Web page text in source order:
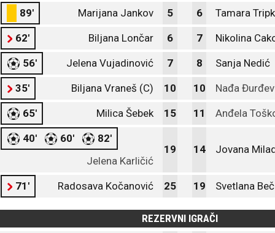
89' Marijana Jankov 5 6 Tamara
62' Biljana Lončar 6 7 Nikolina
56' Jelena Vujadinović 7 8 Sanja Nedić
35' Biljana Vraneš (C) 10 10 Nađa
65' Milica Šebek 15 11 Anđela
40' 60'
82'
Jelena Karličić
19 14 Jovana
71' Radosava Kočanović 25 19 Svetlana
REZERVNI IGRAČI